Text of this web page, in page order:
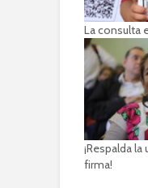
La consulta
¡Respalda
firma!